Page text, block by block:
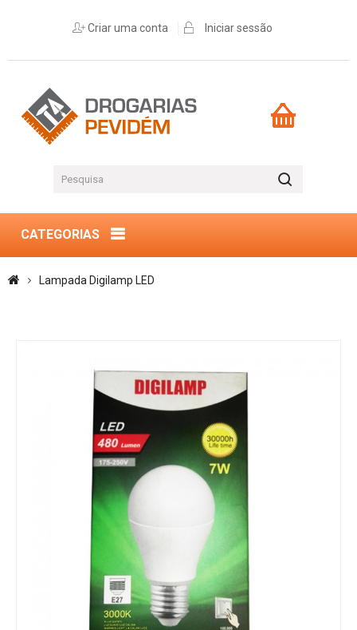
Criar uma conta Iniciar sessão
CATEGORIAS
Lampada Digilamp LED